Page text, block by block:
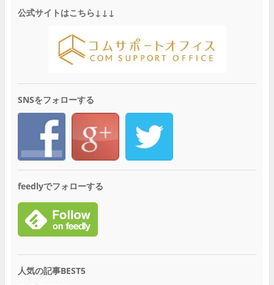
公式サイトはこちら↓↓↓
SNSをフォローする
feedlyでフォローする
人気の記事BEST5